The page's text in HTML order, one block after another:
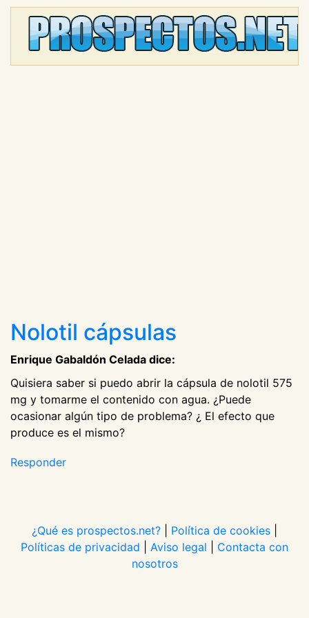
Nolotil cápsulas
Enrique Gabaldón Celada dice:
Quisiera saber si puedo abrir la cápsula de nolotil 575
mg y tomarme el contenido con agua. ¿Puede
ocasionar algún tipo de problema? ¿ El efecto que
produce es el mismo?
Responder
¿Qué es prospectos.net? Política de cookies
Políticas de privacidad
Aviso legal
Contacta con
nosotros